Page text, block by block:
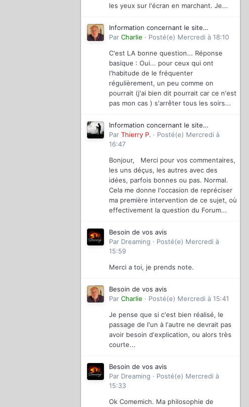
les yeux sur l'écran en marchant. Je...
Information concernant le site
magazinevideo
Par Charlie · Posté(e) Mercredi à 18:10
C'est LA bonne question... Réponse
basique : Oui... pour ceux qui ont
l'habitude de le fréquenter
régulièrement, un peu comme on
pourrait (j'ai bien dit pourrait car ce n'est
pas mon cas ) s'arrêter tous les soirs...
Information concernant le site
magazinevideo
Par Thierry P. · Posté(e) Mercredi à
16:47
Bonjour, Merci pour vos commentaires,
les uns déçus, les autres avec des
idées, parfois bonnes ou pas. Normal.
Cela me donne l'occasion de repréciser
ma première intervention de ce sujet, où
effectivement la question du Forum...
Besoin de vos avis
Par Dreaming · Posté(e) Mercredi à
15:59
Merci a toi, je prends note.
Besoin de vos avis
Par Charlie · Posté(e) Mercredi à 15:41
Je pense que si c'est bien réalisé, le
passage de l'un à l'autre ne devrait pas
avoir besoin d'explication, ou alors très
courte...
Besoin de vos avis
Par Dreaming · Posté(e) Mercredi à
15:33
Ok Comemich. Ma philosophie de